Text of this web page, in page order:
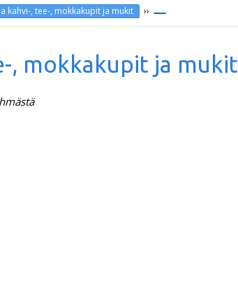
kahvi-, tee-, mokkakupit ja mukit ››
, mokkakupit ja mukit